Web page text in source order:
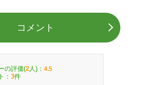
コメント
の評価(2 人)： 4.5
： 3件